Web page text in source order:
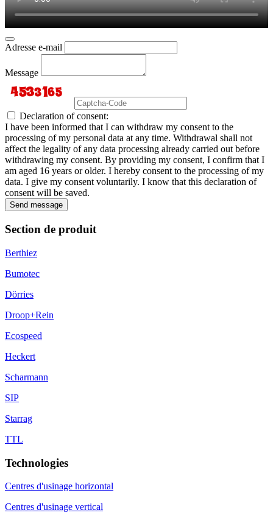
Adresse e-mail
Message
Declaration of consent:
I have been informed that I can withdraw my consent to the
processing of my personal data at any time. Withdrawal shall not
affect the legality of any data processing already carried out before
withdrawing my consent. By providing my consent, I confirm that I
am aged 16 years or older. I hereby consent to the processing of my
data. I give my consent voluntarily. I know that this declaration of
consent will be saved.
Send message
Section de produit
Berthiez
Bumotec
Dörries
Droop+Rein
Ecospeed
Heckert
Scharmann
SIP
Starrag
TTL
Technologies
Centres d'usinage horizontal
Centres d'usinage vertical